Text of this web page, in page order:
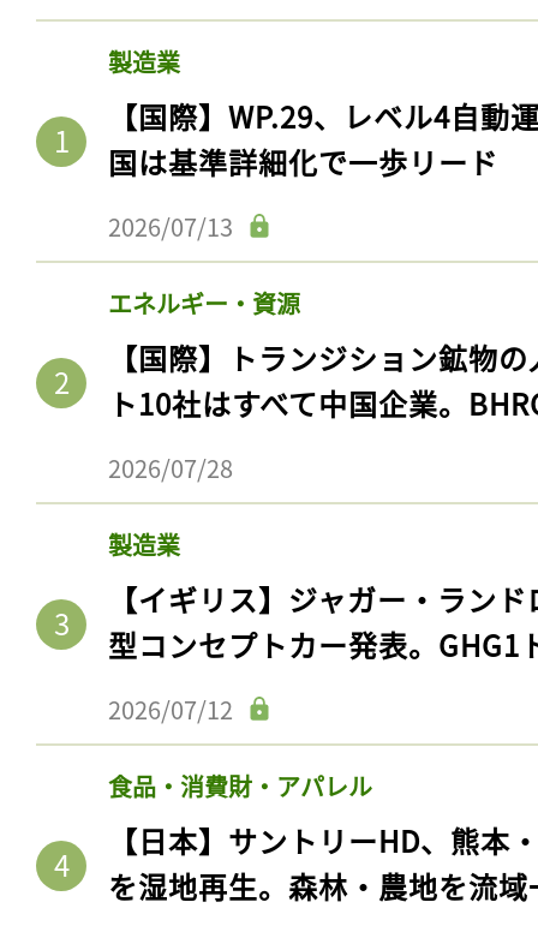
製造業
【国際】WP.29、レベル4自動
国は基準詳細化で一歩リード
2026/07/13
エネルギー・資源
【国際】トランジション鉱物
ト10社はすべて中国企業。
2026/07/28
製造業
【イギリス】ジャガー・ラン
型コンセプトカー発表。GHG1
2026/07/12
食品・消費財・アパレル
【日本】サントリーHD、熊本
を湿地再生。森林・農地を流